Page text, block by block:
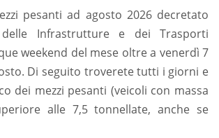
pesanti ad agosto 2026 decretato
Infrastrutture e dei Trasporti
weekend del mese oltre a venerdì 7
Di seguito troverete tutti i giorni e
dei mezzi pesanti (veicoli con massa
alle 7,5 tonnellate, anche se